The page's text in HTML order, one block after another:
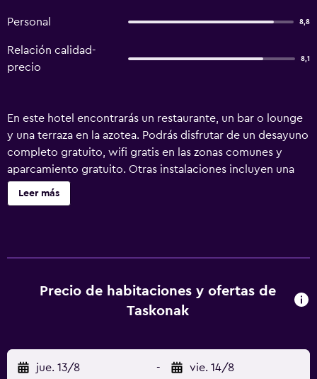
Personal 8,8
Relación calidad-
precio
8,1
En este hotel encontrarás un restaurante, un bar o lounge
y una terraza en la azotea. Podrás disfrutar de un desayuno
completo gratuito, wifi gratis en las zonas comunes y
aparcamiento gratuito. Otras instalaciones incluyen una
cafetería, una biblioteca y periódicos gratuitos. Se incluye
un servicio de limpieza limitado. Bergama Tas Konak
acceso a Internet wifi gratis. Los baños están equipados
con ducha y artículos de higiene personal gratuitos. Se
de limpieza de forma limitada.
Leer más
Precio de habitaciones y ofertas de
Taskonak
jue. 13/8 - vie. 14/8